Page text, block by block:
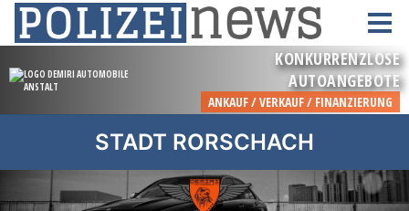
STADT RORSCHACH